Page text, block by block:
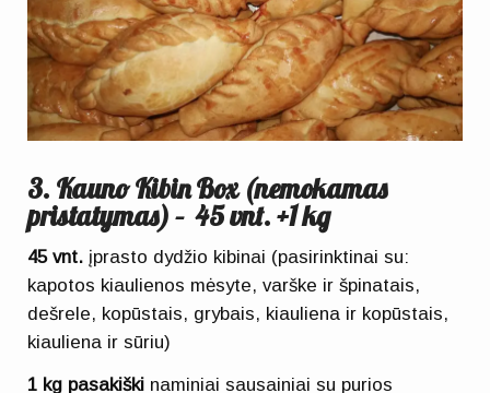
3. Kauno Kibin Box (nemokamas
pristatymas) – 45 vnt. +1 kg
45 vnt. įprasto dydžio kibinai (pasirinktinai su:
kapotos kiaulienos mėsyte, varške ir špinatais,
dešrele, kopūstais, grybais, kiauliena ir kopūstais,
kiauliena ir sūriu)
1 kg pasakiški naminiai sausainiai su purios